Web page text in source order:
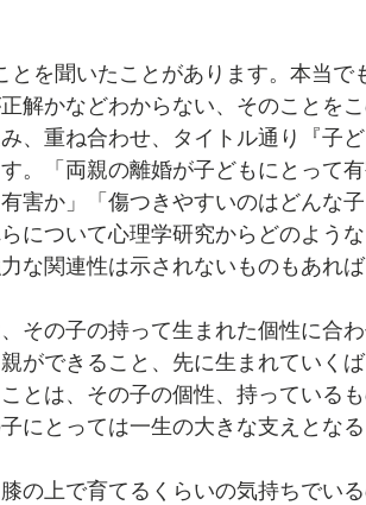
を聞いたことがあります。本当で
解かなどわからない、そのことを
、重ね合わせ、タイトル通り『子ど
。「両親の離婚が子どもにとって
害か」「傷つきやすいのはどんな
について心理学研究からどのような
な関連性は示されないものもあれば
その子の持って生まれた個性に合
ができること、先に生まれていくば
とは、その子の個性、持っている
にとっては一生の大きな支えとなる
の上で育てるくらいの気持ちでい